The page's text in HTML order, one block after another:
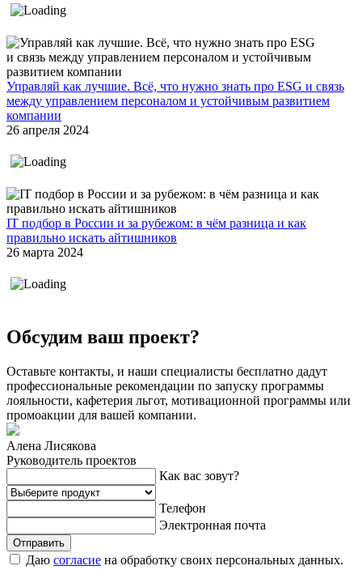
Управляй как лучшие. Всё, что нужно знать про ESG и связь
между управлением персоналом и устойчивым развитием
компании
26 апреля 2024
IT подбор в России и за рубежом: в чём разница и как
правильно искать айтишников
26 марта 2024
Обсудим ваш проект?
Оставьте контакты, и наши специалисты бесплатно дадут
профессиональные рекомендации по запуску программы
лояльности, кафетерия льгот, мотивационной программы или
промоакции для вашей компании.
Алена Лисякова
Руководитель проектов
Как вас зовут?
Телефон
Электронная почта
Отправить
Даю cогласие на обработку своих персональных данных.